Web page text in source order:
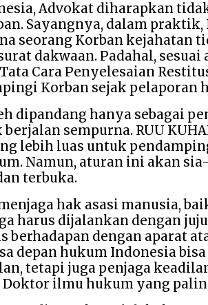
Advokat diharapkan
Sayangnya, dalam
seorang Korban
dakwaan. Padahal,
Cara Penyelesaian
Korban sejak pelaporan
dipandang hanya sebagai
sempurna. RUU
lebih luas untuk
Namun, aturan ini akan
terbuka.
hak asasi manusia,
harus dijalankan dengan
dengan aparat
depan hukum Indonesia
tetapi juga penjaga
Doktor ilmu hukum yang